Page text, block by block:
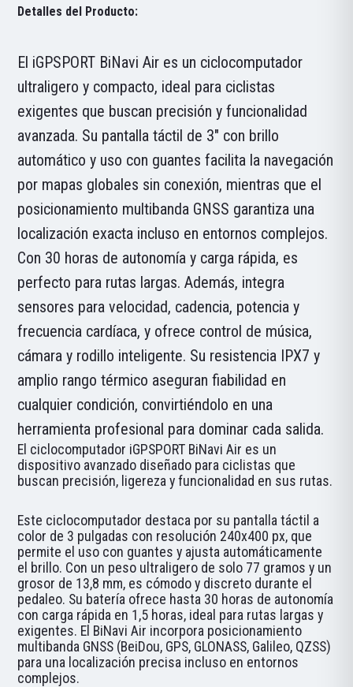
Detalles del Producto:
El iGPSPORT BiNavi Air es un ciclocomputador
ultraligero y compacto, ideal para ciclistas
exigentes que buscan precisión y funcionalidad
avanzada. Su pantalla táctil de 3" con brillo
automático y uso con guantes facilita la navegación
por mapas globales sin conexión, mientras que el
posicionamiento multibanda GNSS garantiza una
localización exacta incluso en entornos complejos.
Con 30 horas de autonomía y carga rápida, es
perfecto para rutas largas. Además, integra
sensores para velocidad, cadencia, potencia y
frecuencia cardíaca, y ofrece control de música,
cámara y rodillo inteligente. Su resistencia IPX7 y
amplio rango térmico aseguran fiabilidad en
cualquier condición, convirtiéndolo en una
herramienta profesional para dominar cada salida.
El ciclocomputador iGPSPORT BiNavi Air es un
dispositivo avanzado diseñado para ciclistas que
buscan precisión, ligereza y funcionalidad en sus rutas.
Este ciclocomputador destaca por su pantalla táctil a
color de 3 pulgadas con resolución 240x400 px, que
permite el uso con guantes y ajusta automáticamente
el brillo. Con un peso ultraligero de solo 77 gramos y un
grosor de 13,8 mm, es cómodo y discreto durante el
pedaleo. Su batería ofrece hasta 30 horas de autonomía
con carga rápida en 1,5 horas, ideal para rutas largas y
exigentes. El BiNavi Air incorpora posicionamiento
multibanda GNSS (BeiDou, GPS, GLONASS, Galileo, QZSS)
para una localización precisa incluso en entornos
complejos.